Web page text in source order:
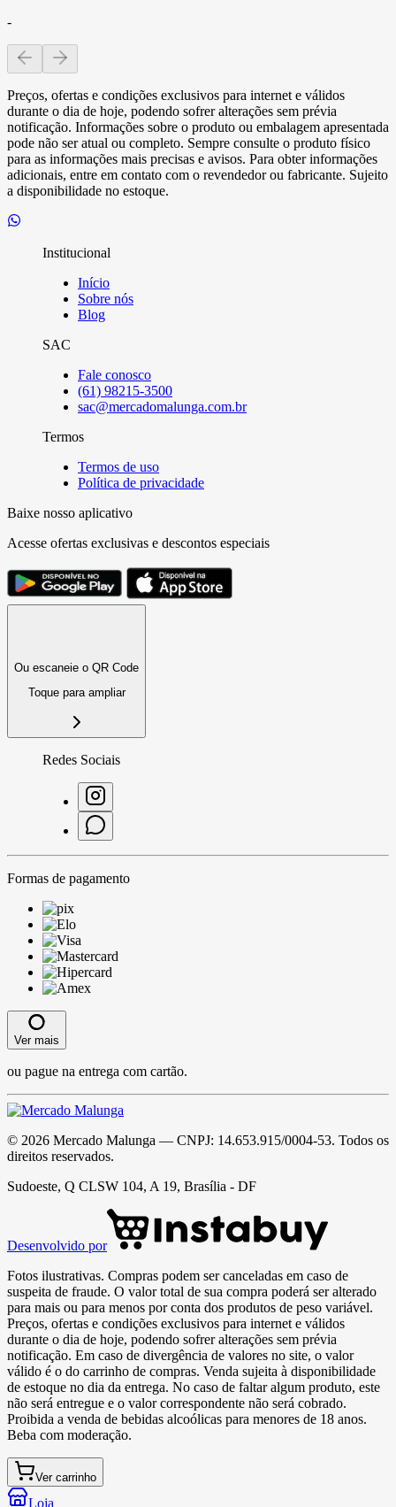
-
Preços, ofertas e condições exclusivos para internet e válidos
durante o dia de hoje, podendo sofrer alterações sem prévia
notificação. Informações sobre o produto ou embalagem apresentada
pode não ser atual ou completo. Sempre consulte o produto físico
para as informações mais precisas e avisos. Para obter informações
adicionais, entre em contato com o revendedor ou fabricante. Sujeito
a disponibilidade no estoque.
Institucional
Início
Sobre nós
Blog
SAC
Fale conosco
(61) 98215-3500
sac@mercadomalunga.com.br
Termos
Termos de uso
Política de privacidade
Baixe nosso aplicativo
Acesse ofertas exclusivas e descontos especiais
Ou escaneie o QR Code
Toque para ampliar
Redes Sociais
Formas de pagamento
Ver mais
ou pague na entrega com cartão.
© 2026 Mercado Malunga — CNPJ: 14.653.915/0004-53. Todos os
direitos reservados.
Sudoeste, Q CLSW 104, A 19, Brasília - DF
Desenvolvido por
Fotos ilustrativas. Compras podem ser canceladas em caso de
suspeita de fraude. O valor total de sua compra poderá ser alterado
para mais ou para menos por conta dos produtos de peso variável.
Preços, ofertas e condições exclusivos para internet e válidos
durante o dia de hoje, podendo sofrer alterações sem prévia
notificação. Em caso de divergência de valores no site, o valor
válido é o do carrinho de compras. Venda sujeita à disponibilidade
de estoque no dia da entrega. No caso de faltar algum produto, este
não será entregue e o valor correspondente não será cobrado.
Proibida a venda de bebidas alcoólicas para menores de 18 anos.
Beba com moderação.
Ver carrinho
Loja